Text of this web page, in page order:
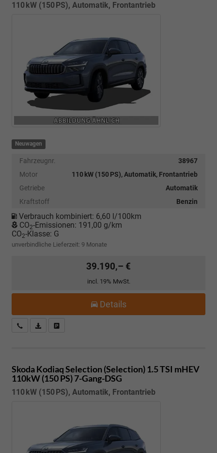
110 kW (150 PS), Automatik, Frontantrieb
Neuwagen
Fahrzeugnr.
38967
Motor
110 kW (150 PS), Automatik, Frontantrieb
Getriebe
Automatik
Kraftstoff
Benzin
Verbrauch kombiniert: 6,60 l/100km
CO2-Emissionen: 191,00 g/km
CO2-Klasse: G
unverbindliche Lieferzeit: 9 Monate
39.190,– €
incl. 19% MwSt.
Details
Kostenloser Rückruf-Service
PDF-Datei, Fahrzeugexposé drucken
Skoda KodiaqSelection (Selection) 1.5 TSI mHEV
110kW (150 PS) 7-Gang-DSG
110 kW (150 PS), Automatik, Frontantrieb